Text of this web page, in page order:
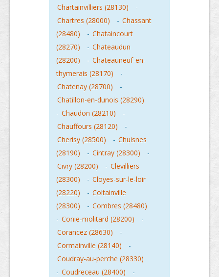
Chartainvilliers (28130)
-
Chartres (28000)
- Chassant
(28480)
- Chataincourt
(28270)
- Chateaudun
(28200)
- Chateauneuf-en-
thymerais (28170)
-
Chatenay (28700)
-
Chatillon-en-dunois (28290)
- Chaudon (28210)
-
Chauffours (28120)
-
Cherisy (28500)
- Chuisnes
(28190)
- Cintray (28300)
-
Civry (28200)
- Clevilliers
(28300)
- Cloyes-sur-le-loir
(28220)
- Coltainville
(28300)
- Combres (28480)
- Conie-molitard (28200)
-
Corancez (28630)
-
Cormainville (28140)
-
Coudray-au-perche (28330)
- Coudreceau (28400)
-